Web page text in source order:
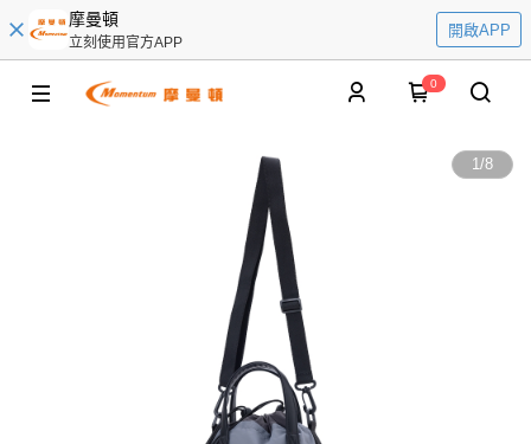
摩曼頓
立刻使用官方APP
開啟APP
0
1/8